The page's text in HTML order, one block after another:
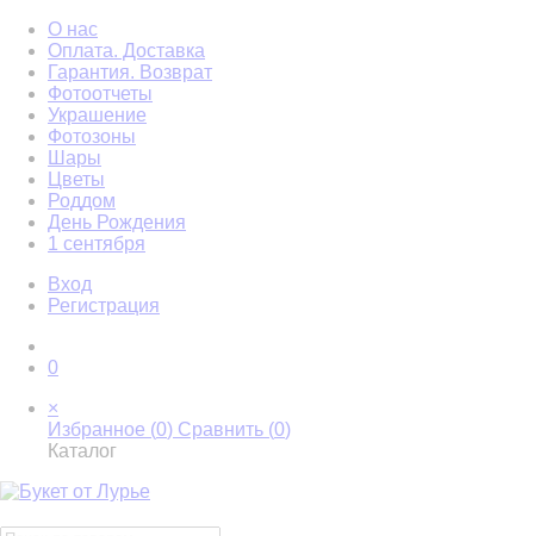
О нас
Оплата. Доставка
Гарантия. Возврат
Фотоотчеты
Украшение
Фотозоны
Шары
Цветы
Роддом
День Рождения
1 сентября
Вход
Регистрация
0
×
Избранное (0) Сравнить (0)
Каталог